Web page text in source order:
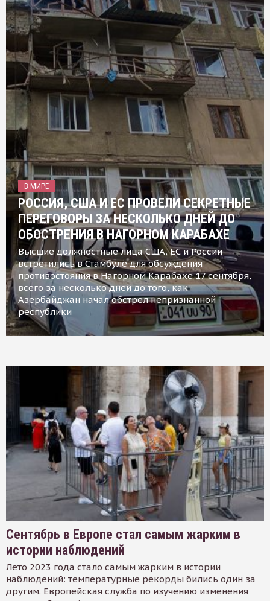
В МИРЕ
РОССИЯ, США И ЕС ПРОВЕЛИ СЕКРЕТНЫЕ
ПЕРЕГОВОРЫ ЗА НЕСКОЛЬКО ДНЕЙ ДО
ОБОСТРЕНИЯ В НАГОРНОМ КАРАБАХЕ
Высшие должностные лица США, ЕС и России
встретились в Стамбуле для обсуждения
противостояния в Нагорном Карабахе 17 сентября,
всего за несколько дней до того, как
Азербайджан начал обстрел непризнанной
республики
Сентябрь в Европе стал самым жарким в
истории наблюдений
Лето 2023 года стало самым жарким в истории
наблюдений: температурные рекорды бились один за
другим. Европейская служба по изучению изменения